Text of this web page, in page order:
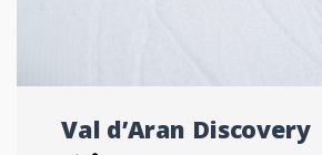
Val d’Aran Discovery